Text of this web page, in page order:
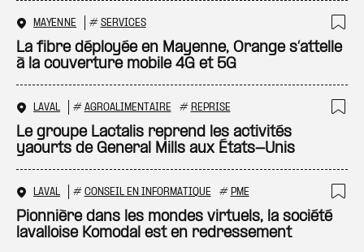
MAYENNE # SERVICES
La fibre déployée en Mayenne, Orange s’attelle
à la couverture mobile 4G et 5G
LAVAL # AGROALIMENTAIRE # REPRISE
Le groupe Lactalis reprend les activités
yaourts de General Mills aux États-Unis
LAVAL # CONSEIL EN INFORMATIQUE # PME
Pionnière dans les mondes virtuels, la société
lavalloise Komodal est en redressement